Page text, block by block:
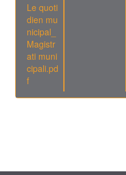
Le quoti
dien mu
nicipal_
Magistr
ati muni
cipali.pd
f